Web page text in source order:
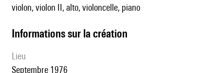
violon, violon II, alto, violoncelle, piano
informations sur la création
lieu
Septembre 1976